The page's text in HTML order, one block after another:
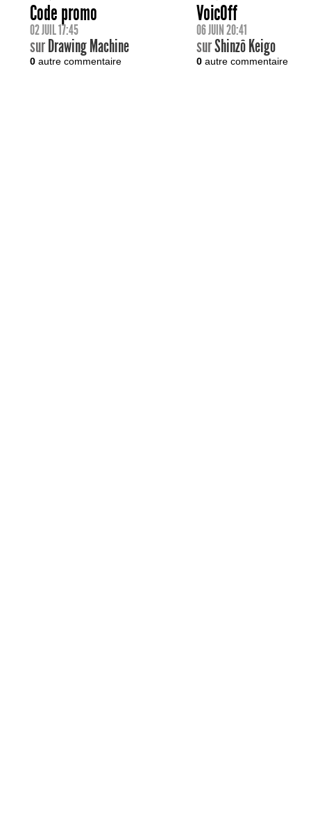
Code promo
02 JUIL 17:45
sur Drawing Machine
0autre commentaire
VoicOff
06 JUIN 20:41
surShinzô Keigo
0autre commentaire